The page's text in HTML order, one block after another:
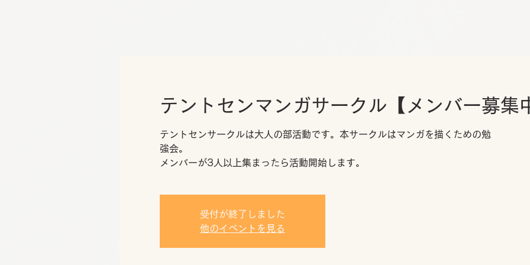
テントセンマンガサークル【メンバー募集
テントセンサークルは大人の部活動です。本サークルはマンガを描くための勉
強会。
メンバーが3人以上集まったら活動開始します。
受付が終了しました
他のイベントを見る